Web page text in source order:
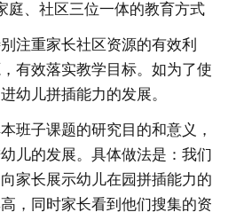
庭、社区三位一体的教育方式
注重家长社区资源的有效利
有效落实教学目标。如为了使
幼儿拼插能力的发展。
班子课题的研究目的和意义，
儿的发展。具体做法是：我们
家长展示幼儿在园拼插能力的
，同时家长看到他们搜集的资